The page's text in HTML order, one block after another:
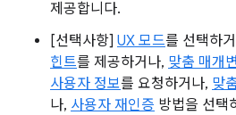
제공합니다.
[선택사항] UX 모드를 선택하
힌트를 제공하거나, 맞춤 매개
사용자 정보를 요청하거나, 맞
나, 사용자 재인증 방법을 선택